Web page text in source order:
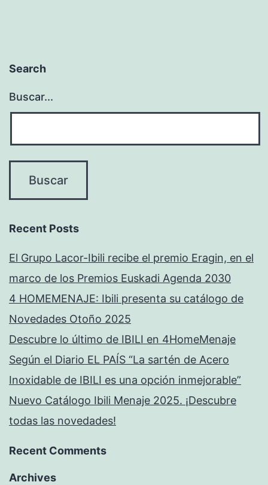
Search
Buscar...
Recent Posts
El Grupo Lacor-Ibili recibe el premio Eragin, en el
marco de los Premios Euskadi Agenda 2030
4 HOMEMENAJE: Ibili presenta su catálogo de
Novedades Otoño 2025
Descubre lo último de IBILI en 4HomeMenaje
Según el Diario EL PAÍS “La sartén de Acero
Inoxidable de IBILI es una opción inmejorable”
Nuevo Catálogo Ibili Menaje 2025. ¡Descubre
todas las novedades!
Recent Comments
Archives